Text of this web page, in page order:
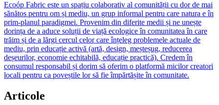
Ecoóp Fabric este un spațiu colaborativ al comunității cu dor de mai
sănătos pentru om și mediu, un grup informal pentru care natura e în
prim-planul paradigmei. Provenim din diferite medii și ne unește
dorința de a aduce soluții de viață ecologice în comunitatea în care
trăim și de a lărgi cercul celor care înțeleg problemele actuale de
mediu, prin educație activă (artă, design, meșteșug, reducerea
deșeurilor, economie echitabilă, educație practică). Credem în
consumul responsabil și dorim să oferim o platformă micilor creatori
locali pentru ca poveștile lor să fie împărtășite în comunitate.
Articole